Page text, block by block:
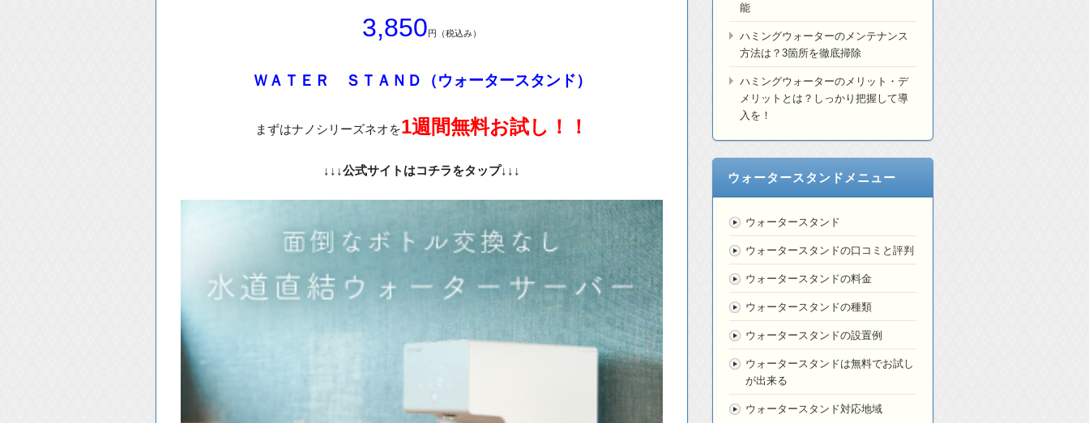
3,850円（税込み）
ＷＡＴＥＲ ＳＴＡＮＤ（ウォータースタンド）
まずはナノシリーズネオを1週間無料お試し！！
↓↓↓公式サイトはコチラをタップ↓↓↓
能
ハミングウォーターのメンテナンス
方法は？3箇所を徹底掃除
ハミングウォーターのメリット・デ
メリットとは？しっかり把握して導
入を！
ウォータースタンドメニュー
ウォータースタンド
ウォータースタンドの口コミと評判
ウォータースタンドの料金
ウォータースタンドの種類
ウォータースタンドの設置例
ウォータースタンドは無料でお試し
が出来る
ウォータースタンド対応地域